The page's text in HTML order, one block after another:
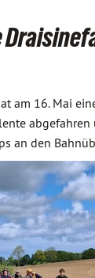
am 16. Mai
an den